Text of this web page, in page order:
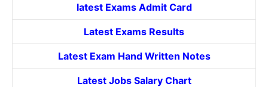
latest Exams Admit Card
Latest Exams Results
Latest Exam Hand Written Notes
Latest Jobs Salary Chart